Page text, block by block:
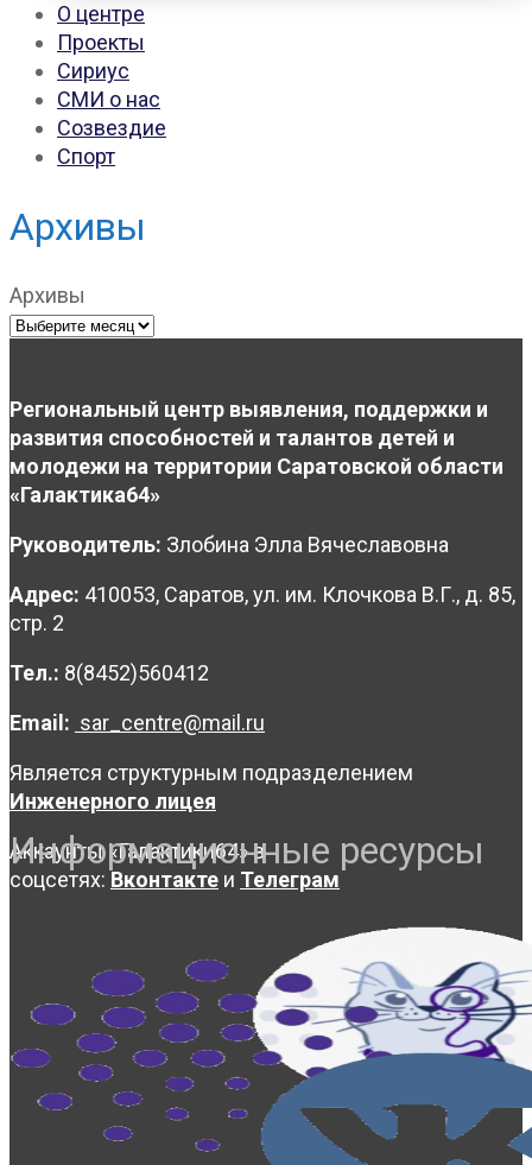
О центре
Проекты
Сириус
СМИ о нас
Созвездие
Спорт
Архивы
Архивы
Региональный центр выявления, поддержки и
развития способностей и талантов детей и
молодежи на территории Саратовской области
«Галактика64»
Руководитель: Злобина Элла Вячеславовна
Адрес: 410053, Саратов, ул. им. Клочкова В.Г., д. 85,
стр. 2
Тел.: 8(8452)560412
Email: sar_centre@mail.ru
Является структурным подразделением
Инженерного лицея
Аккаунты «Галактики64» в
соцсетях: Вконтакте и Телеграм
Информационные ресурсы